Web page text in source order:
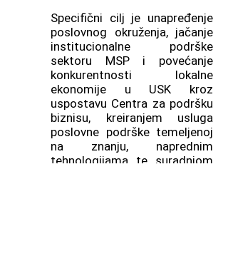
Specifični cilj je unapređenje
poslovnog okruženja, jačanje
institucionalne podrške
sektoru MSP i povećanje
konkurentnosti lokalne
ekonomije u USK kroz
uspostavu Centra za podršku
biznisu, kreiranjem usluga
poslovne podrške temeljenoj
na znanju, naprednim
tehnologijama te suradnjom